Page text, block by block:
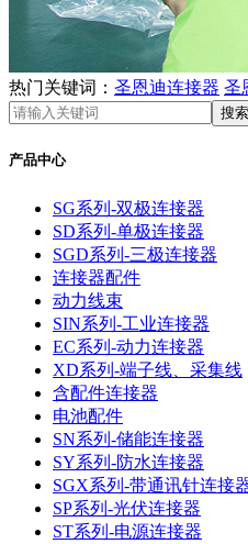
热门关键词： 圣恩迪连接器 圣
产品中心
SG系列-双极连接器
SD系列-单极连接器
SGD系列-三极连接器
连接器配件
动力线束
SIN系列-工业连接器
EC系列-动力连接器
XD系列-端子线、采集线
含配件连接器
电池配件
SN系列-储能连接器
SY系列-防水连接器
SGX系列-带通讯针连接
SP系列-光伏连接器
ST系列-电源连接器